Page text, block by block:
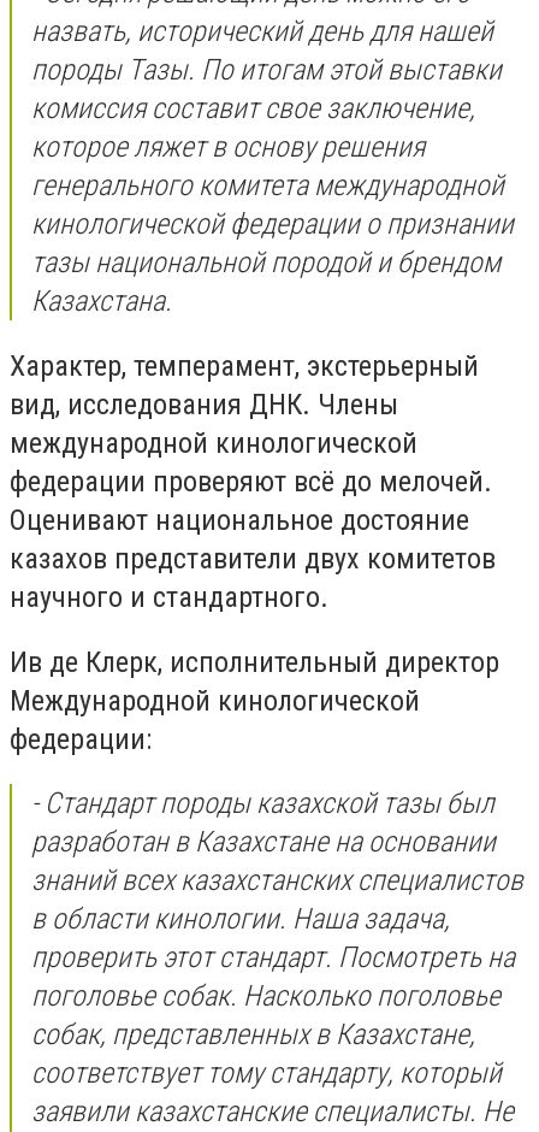
назвать, исторический день для нашей
породы Тазы. По итогам этой выставки
комиссия составит свое заключение,
которое ляжет в основу решения
генерального комитета международной
кинологической федерации о признании
тазы национальной породой и брендом
Казахстана.
Характер, темперамент, экстерьерный
вид, исследования ДНК. Члены
международной кинологической
федерации проверяют всё до мелочей.
Оценивают национальное достояние
казахов представители двух комитетов
научного и стандартного.
Ив де Клерк, исполнительный директор
Международной кинологической
федерации:
- Стандарт породы казахской тазы был
разработан в Казахстане на основании
знаний всех казахстанских специалистов
в области кинологии. Наша задача,
проверить этот стандарт. Посмотреть на
поголовье собак. Насколько поголовье
собак, представленных в Казахстане,
соответствует тому стандарту, который
заявили казахстанские специалисты. Не